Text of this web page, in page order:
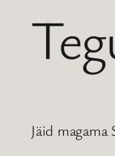
Jäid